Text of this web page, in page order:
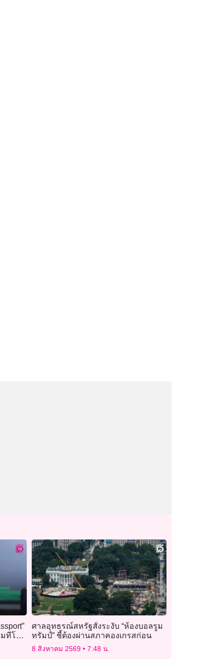
มทีโอ
ศาลอุทธรณ์สหรัฐสั่งระงับ “ห้องบอลรูม
ทรัมป์” ชี้ต้องผ่านสภาคองเกรสก่อน
8 สิงหาคม 2569 7:48 น.